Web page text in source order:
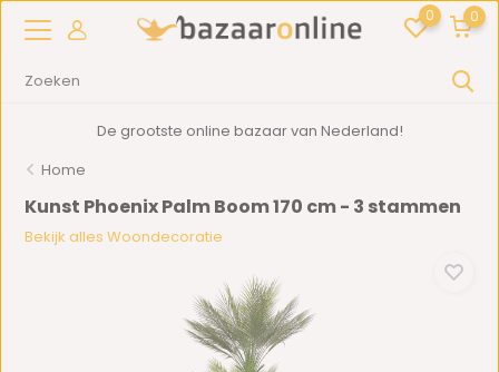
0 0
De grootste online bazaar van Nederland!
Home
Kunst Phoenix Palm Boom 170 cm - 3 stammen
Bekijk alles Woondecoratie